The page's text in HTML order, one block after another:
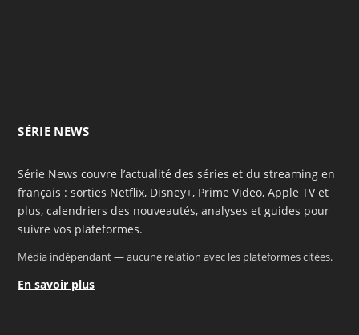
SÉRIE NEWS
Série News couvre l’actualité des séries et du streaming en
français : sorties Netflix, Disney+, Prime Video, Apple TV et
plus, calendriers des nouveautés, analyses et guides pour
suivre vos plateformes.
Média indépendant — aucune relation avec les plateformes citées.
En savoir plus